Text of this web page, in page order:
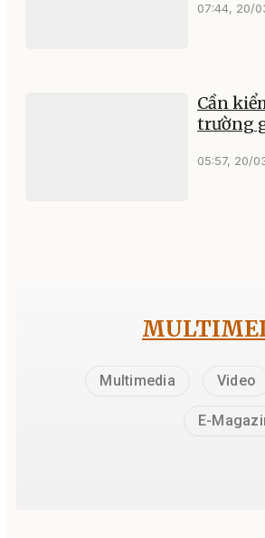
07:44, 20/
Cần
trường
05:57, 20/
Multimedia Video
E-